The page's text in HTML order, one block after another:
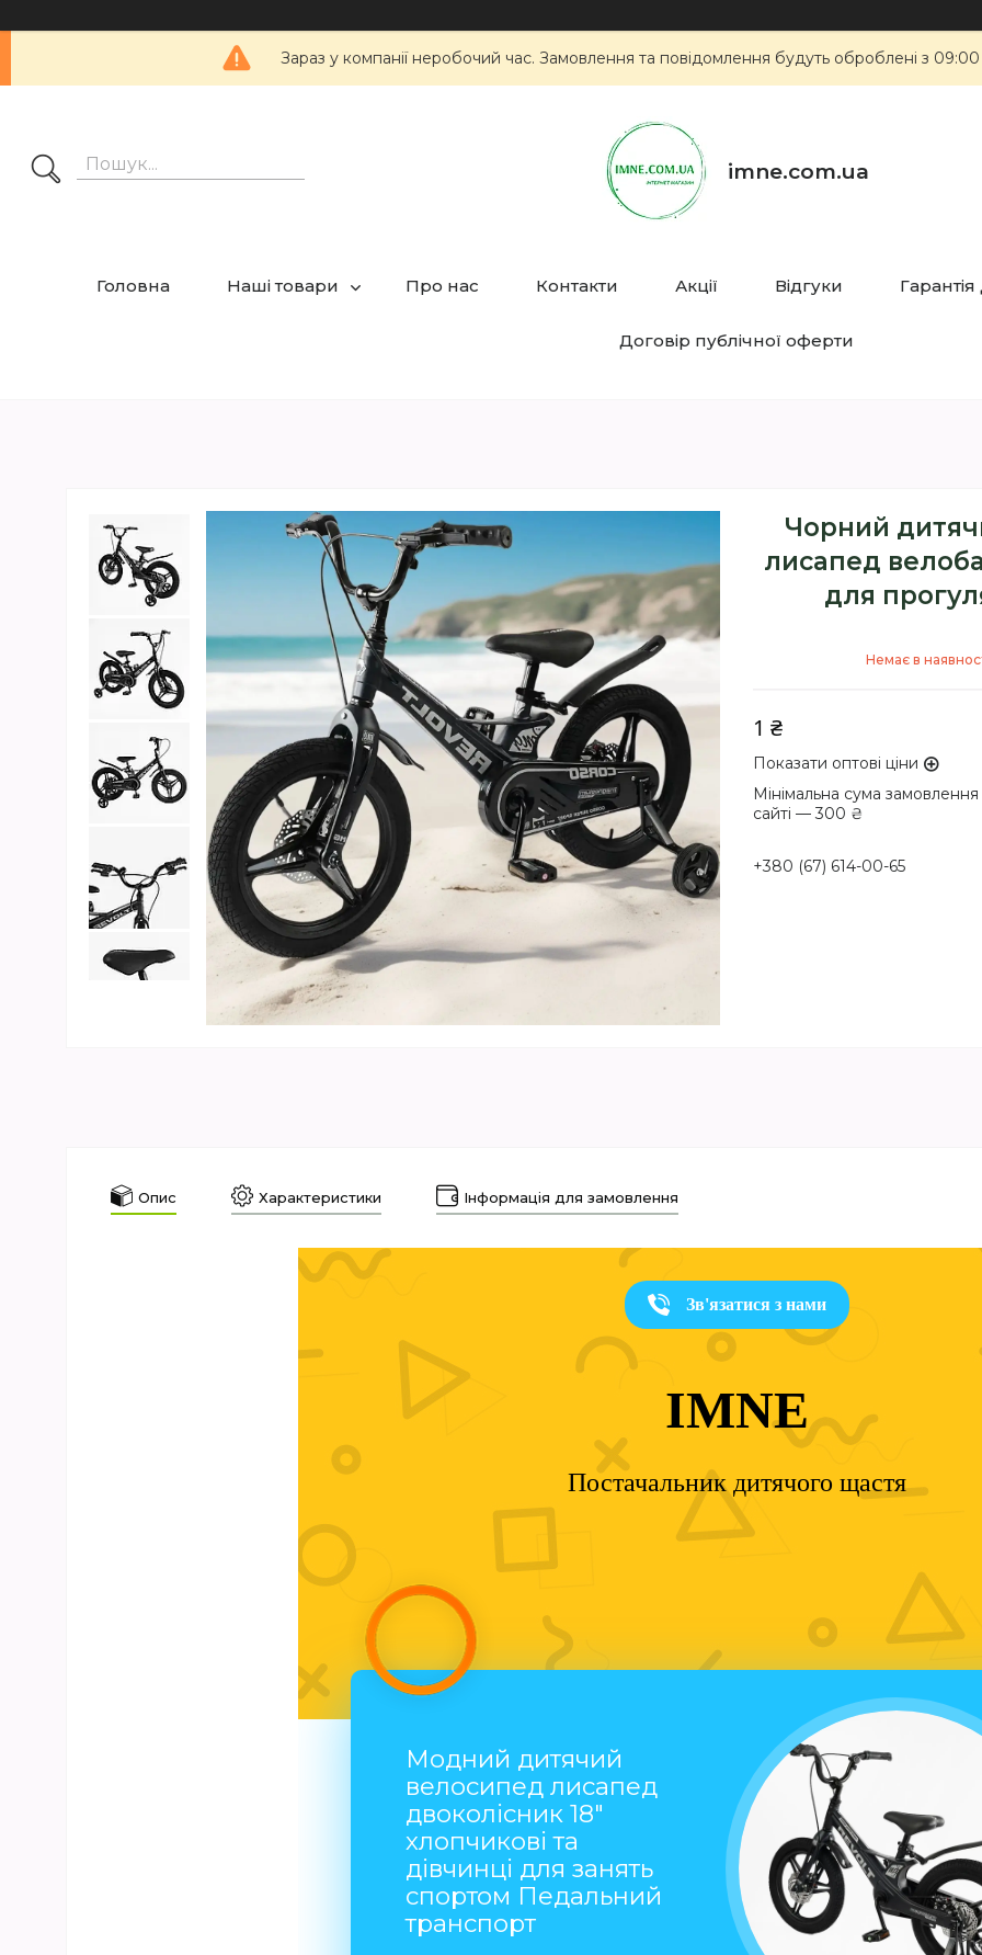
Зараз у компанії неробочий час. Замовлення та повідомлення будуть оброблені з
imne.com.ua
Головна Наші товари Про нас Контакти Акції Відгуки
Договір публічної оферти
Чорний
лисапед
для
Немає в
1 ₴
Показати оптові ціни
Мінімальна сума
сайті — 300 ₴
+380 (67) 614-00-65
Опис Характеристики Інформація для замовлення
Зв'язатися з нами
IMNE
Постачальник дитячого щастя
Модний дитячий
велосипед лисапед
двоколісник 18"
хлопчикові та
дівчинці для занять
спортом Педальний
транспорт